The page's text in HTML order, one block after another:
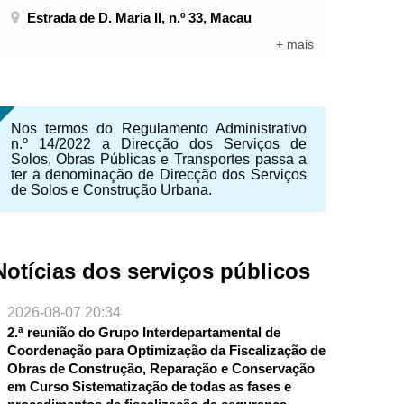
Estrada de D. Maria II, n.º 33, Macau
+ mais
Nos termos do Regulamento Administrativo
n.º 14/2022 a Direcção dos Serviços de
Solos, Obras Públicas e Transportes passa a
ter a denominação de Direcção dos Serviços
de Solos e Construção Urbana.
dos serviços públicos
2026-08-07 20:34
2.ª reunião do Grupo Interdepartamental de
Coordenação para Optimização da Fiscalização de
Obras de Construção, Reparação e Conservação
em Curso Sistematização de todas as fases e